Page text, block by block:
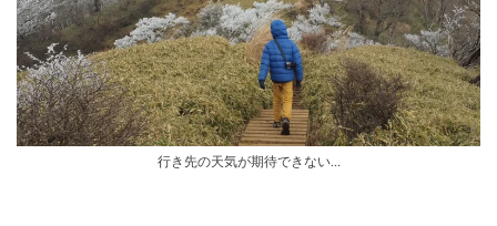
行き先の天気が期待できない…